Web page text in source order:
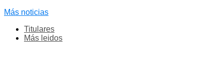
Más noticias
Titulares
Más leidos